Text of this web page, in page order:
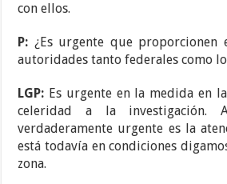
con ellos.
P: ¿Es urgente que proporcionen
autoridades tanto federales como
LGP: Es urgente en la medida en
celeridad a la investigación.
verdaderamente urgente es la
está todavía en condiciones
zona.